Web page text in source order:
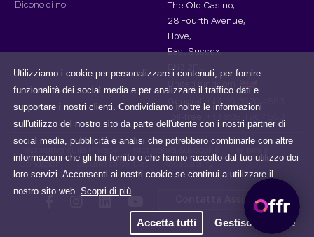
Utilizziamo i cookie per personalizzare i contenuti, per fornire
funzionalità dei social media e per analizzare il traffico dati e
supportare i nostri clienti. Condividiamo inoltre le informazioni
sull'utilizzo del nostro sito da parte dell'utente con i nostri partner di
social media, pubblicità e analisi che potrebbero combinarle con altre
informazioni che gli hai fornito o che hanno raccolto dal tuo utilizzo dei
loro servizi. Acconsenti ai nostri cookie se continui a utilizzare il
nostro sito web.Scopri di più
Accetta tutti Gestisci i cookie
Dicono di noi
The Old Casino,
28 Fourth Avenue,
Hove,
East Sussex,
BN3 2PJ,
United Kingdom
General:
+44 20 3870 4553
Sicurezza dei Dati
Contatta Assistenza